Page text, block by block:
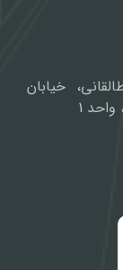
خیابان